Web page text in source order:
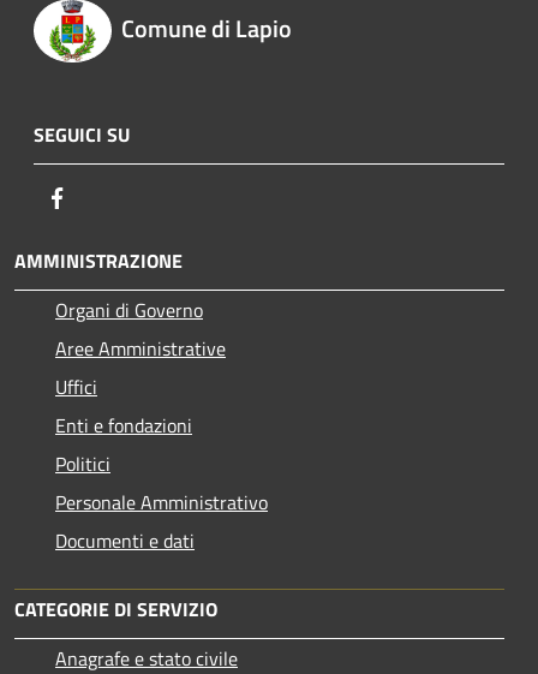
Comune di Lapio
SEGUICI SU
AMMINISTRAZIONE
Organi di Governo
Aree Amministrative
Uffici
Enti e fondazioni
Politici
Personale Amministrativo
Documenti e dati
CATEGORIE DI SERVIZIO
Anagrafe e stato civile